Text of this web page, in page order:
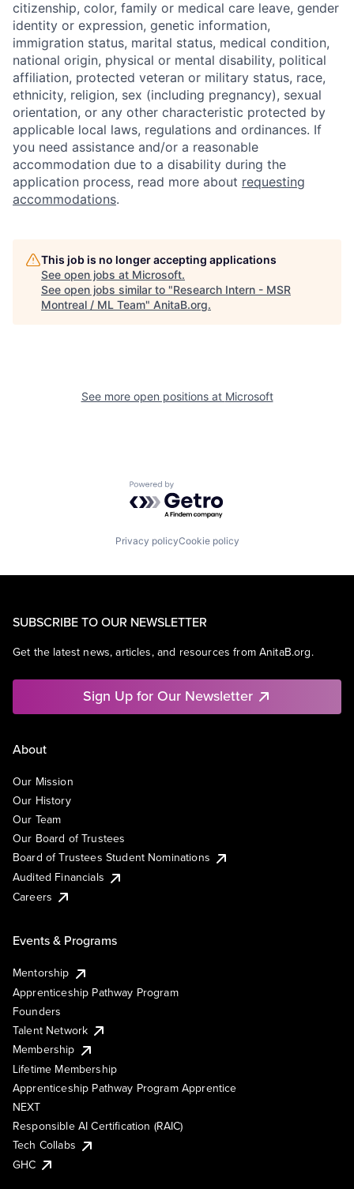
citizenship, color, family or medical care leave, gender
identity or expression, genetic information,
immigration status, marital status, medical condition,
national origin, physical or mental disability, political
affiliation, protected veteran or military status, race,
ethnicity, religion, sex (including pregnancy), sexual
orientation, or any other characteristic protected by
applicable local laws, regulations and ordinances. If
you need assistance and/or a reasonable
accommodation due to a disability during the
application process, read more about requesting
accommodations.
This job is no longer accepting applications
See open jobs at Microsoft.
See open jobs similar to "Research Intern - MSR
Montreal / ML Team" AnitaB.org.
See more open positions at Microsoft
Powered by Getro.com
Privacy policyCookie policy
SUBSCRIBE TO OUR NEWSLETTER
Get the latest news, articles, and resources from AnitaB.org.
Sign Up for Our Newsletter
About
Our Mission
Our History
Our Team
Our Board of Trustees
Board of Trustees Student Nominations
Audited Financials
Careers
Events & Programs
Mentorship
Apprenticeship Pathway Program
Founders
Talent Network
Membership
Lifetime Membership
Apprenticeship Pathway Program Apprentice
NEXT
Responsible AI Certification (RAIC)
Tech Collabs
GHC